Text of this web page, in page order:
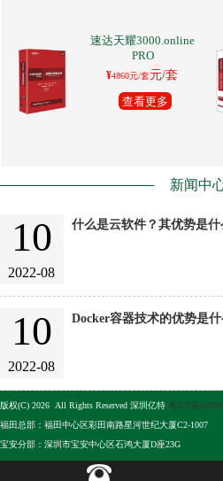
速达天耀3000.online
PRO
¥4860元/套元/套
查看更多
新闻中
10
2022-08
什么是云软件？其优势是什
10
2022-08
Docker容器技术的优势是什
版权(C) 2026 All Rights Reserved 深圳亿特 粤ICP备
福田总部：福田中心区彩田南路星河世纪大厦C2-1007
宝安分部：深圳市宝安中心区石鸿大厦D座23G